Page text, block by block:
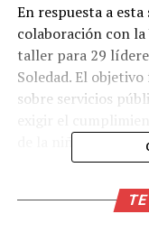
En respuesta a
colaboración con
taller para 29
Soledad. El
sobre servicios
Brechas